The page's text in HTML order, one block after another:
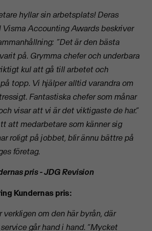
hyllar sin arbetsplats! Deras
Visma Accounting Awards beskriver
“Det är den bästa
på. Grymma chefer och underbara
kul att gå till arbetet och
topp. Vi hjälper alltid varandra om
Fantastiska chefer som månar
visar att vi är det viktigaste de har.”
att medarbetare som känner sig
roligt på jobbet, blir ännu bättre på
företag.
pris - JDG Revision
Kundernas pris:
verkligen om den här byrån, där
går hand i hand. “Mycket